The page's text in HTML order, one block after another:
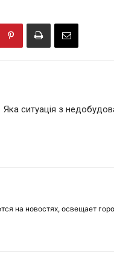
Яка ситуація з
на новостях, освещает